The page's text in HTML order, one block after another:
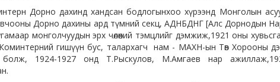
Дорно дахинд хандсан бодлогынхоо хүрээнд Монголын
Дорно дахины ард түмний секц, АДНБДНГ [Алс Дорнодын
монголчуудын эрх чөлөөний тэмцлийг дэмжиж,1921 оны
гишүүн бус, талархагч нам - МАХН-ын Төв Хорооны
болж, 1924-1927 онд Т.Рыскулов, М.Амгаев нар